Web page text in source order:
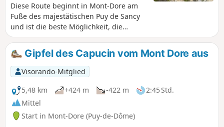
Diese Route beginnt in Mont-Dore am
Fuße des majestätischen Puy de Sancy
und ist die beste Möglichkeit, die
grandiosen und unberührten
Landschaften dieses wunderschönen
Vulkanmassivs des Sancy zu genießen.
Mit atemberaubenden Landschaften,
einer außergewöhnlichen Flora und
einer bemerkenswerten Fauna liegt das
Gebiet des Sancy im Herzen des
Regionalen Naturparks der Vulkane der
Auvergne.
Gipfel des Capucin vom Mont Dore aus
Visorando-Mitglied
5,48 km
+424 m -422 m
2:45 Std.
Mittel
Start in Mont-Dore (Puy-de-Dôme)